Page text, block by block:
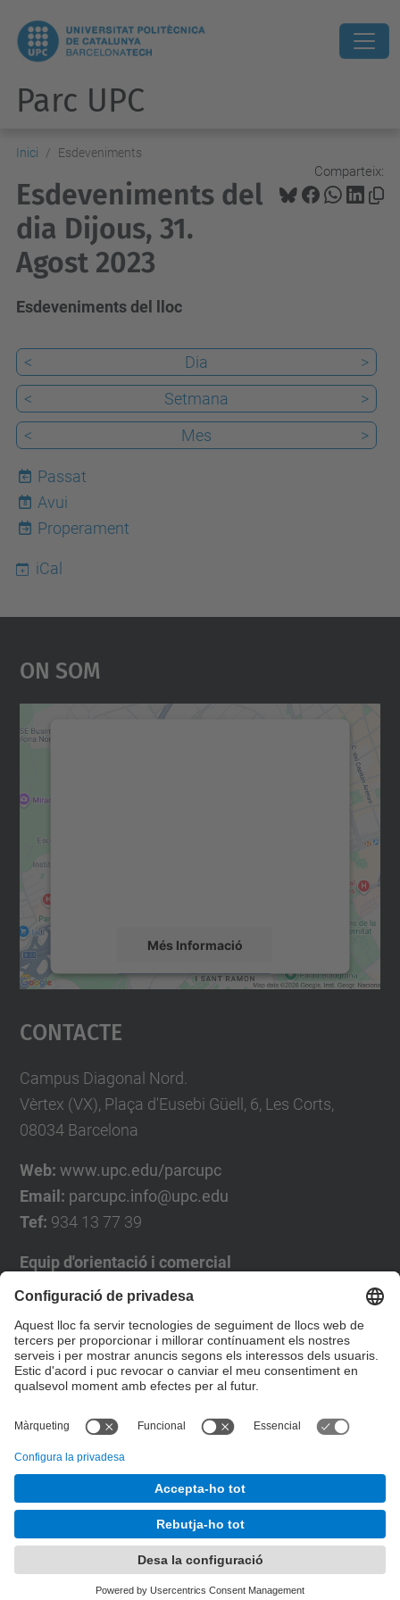
Parc UPC
Inici Esdeveniments
Comparteix:
Esdeveniments del
dia Dijous, 31.
Agost 2023
Esdeveniments del lloc
< Dia
>
<
Setmana
>
<
Mes >
Passat
8
Avui
Properament
iCal
On Som
Més Informació
Accepta
powered by
Contacte
Campus Diagonal Nord.
Vèrtex (VX), Plaça d'Eusebi Güell, 6, Les Corts,
08034 Barcelona
Web: www.upc.edu/parcupc
Email: parcupc.info@upc.edu
Tef: 934 13 77 39
Equip d'orientació i comercial
José Luís Grande
Tel. 93 4137194
jose.luis.grande@upc.edu
Formulari de contacte
Desenvolupat amb